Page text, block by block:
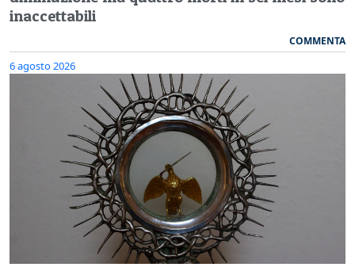
inaccettabili
COMMENTA
6 agosto 2026